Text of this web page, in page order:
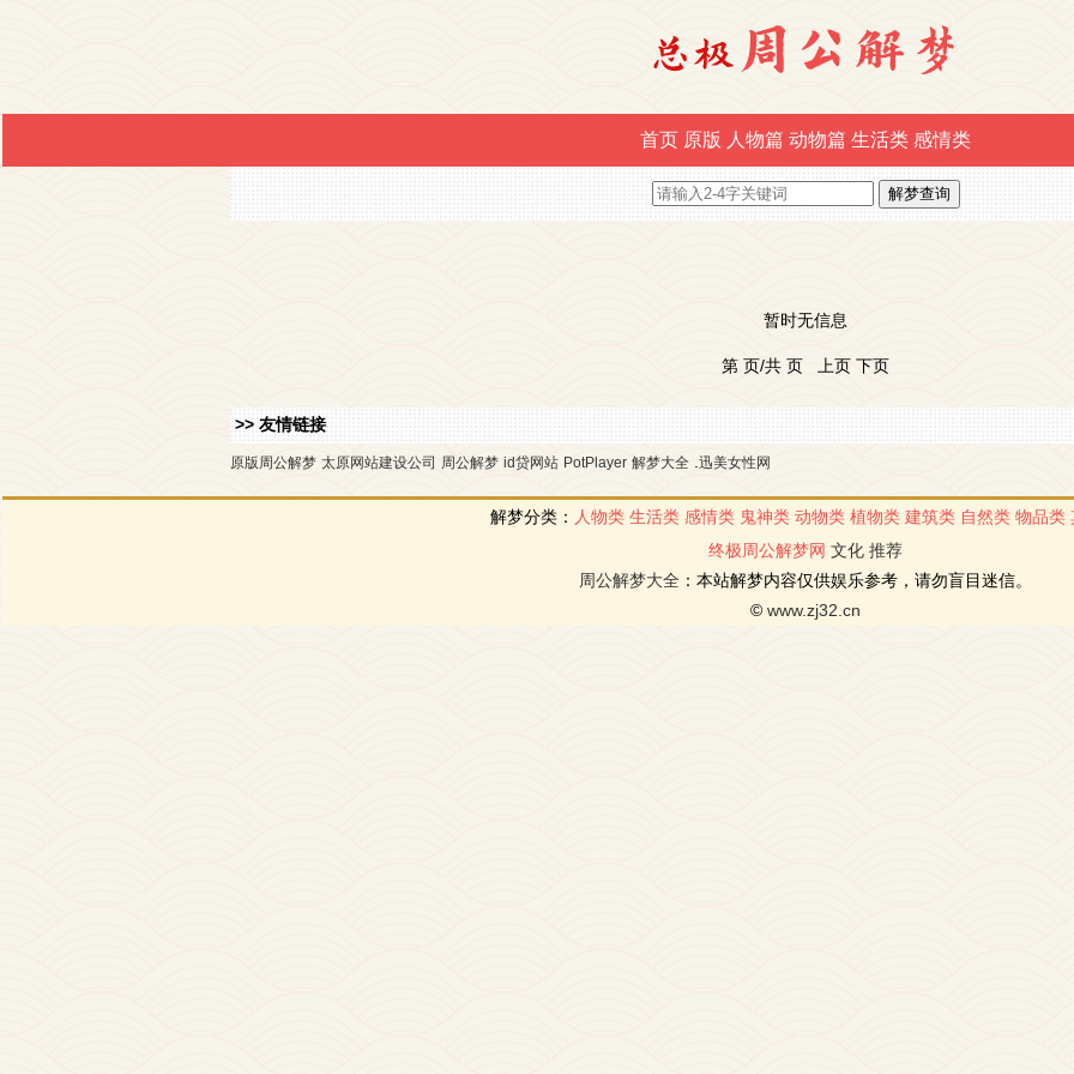
首页 原版 人物篇 动物篇 生活类 感情类
暂时无信息
第 页/共 页 上页 下页
>> 友情链接
原版周公解梦 太原网站建设公司 周公解梦 id贷网站 PotPlayer 解梦大全 迅美女性网
解梦分类： 人物类 生活类 感情类 鬼神类 动物类 植物类 建筑类 自然类 物品类
终极周公解梦网 文化 推荐
周公解梦大全 ：本站解梦内容仅供娱乐参考，请勿盲目迷信。
© www.zj32.cn